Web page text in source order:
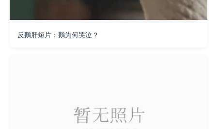
反鹅肝短片：鹅为何哭泣？